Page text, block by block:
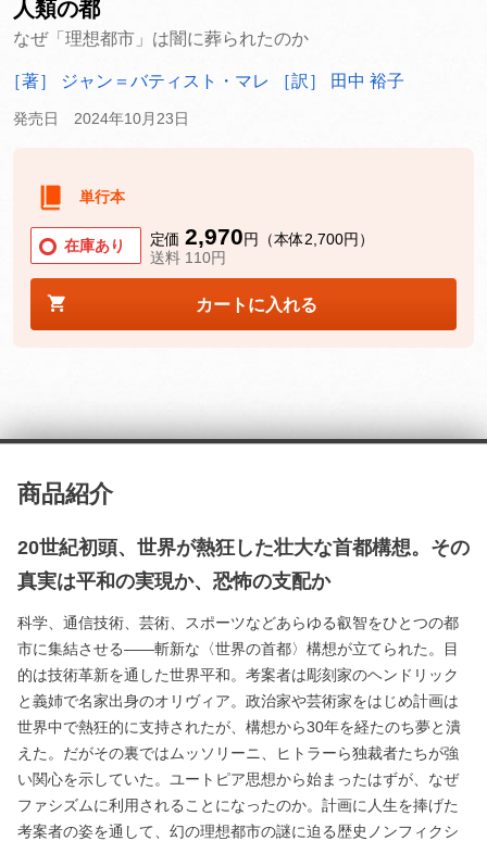
人類の都
なぜ「理想都市」は闇に葬られたのか
［著］ ジャン＝バティスト・マレ ［訳］ 田中 裕子
発売日 2024年10月23日
単行本
在庫あり 定価 2,970円（本体2,700円）
送料 110円
カートに入れる
商品紹介
20世紀初頭、世界が熱狂した壮大な首都構想。その
真実は平和の実現か、恐怖の支配か
科学、通信技術、芸術、スポーツなどあらゆる叡智をひとつの都
市に集結させる――斬新な〈世界の首都〉構想が立てられた。目
的は技術革新を通した世界平和。考案者は彫刻家のヘンドリック
と義姉で名家出身のオリヴィア。政治家や芸術家をはじめ計画は
世界中で熱狂的に支持されたが、構想から30年を経たのち夢と潰
えた。だがその裏ではムッソリーニ、ヒトラーら独裁者たちが強
い関心を示していた。ユートピア思想から始まったはずが、なぜ
ファシズムに利用されることになったのか。計画に人生を捧げた
考案者の姿を通して、幻の理想都市の謎に迫る歴史ノンフィクシ